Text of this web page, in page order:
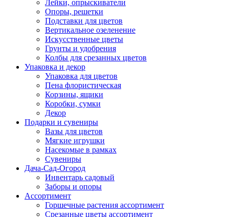
Лейки, опрыскиватели
Опоры, решетки
Подставки для цветов
Вертикальное озеленение
Искусственные цветы
Грунты и удобрения
Колбы для срезанных цветов
Упаковка и декор
Упаковка для цветов
Пена флористическая
Корзины, ящики
Коробки, сумки
Декор
Подарки и сувениры
Вазы для цветов
Мягкие игрушки
Насекомые в рамках
Сувениры
Дача-Сад-Огород
Инвентарь садовый
Заборы и опоры
Ассортимент
Горшечные растения ассортимент
Срезанные цветы ассортимент